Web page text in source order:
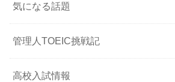
気になる話題
管理人TOEIC挑戦記
高校入試情報